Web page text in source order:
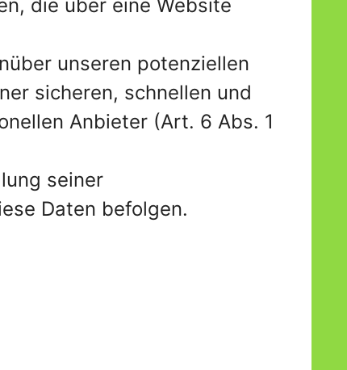
die über eine Website
unseren potenziellen
sicheren, schnellen und
Anbieter (Art. 6 Abs. 1
seiner
Daten befolgen.